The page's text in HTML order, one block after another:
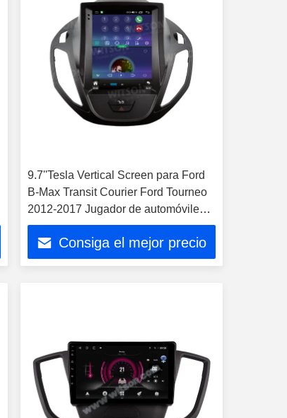
9.7''Tesla Vertical Screen para Ford
B-Max Transit Courier Ford Tourneo
2012-2017 Jugador de automóviles
Android
Consiga el mejor precio